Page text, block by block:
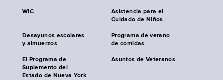
WIC
Asistencia para el
Cuidado de Niños
Desayunos escolares
y almuerzos
Programa de verano
de comidas
El Programa de
Suplemento del
Estado de Nueva York
Asuntos de Veteranos